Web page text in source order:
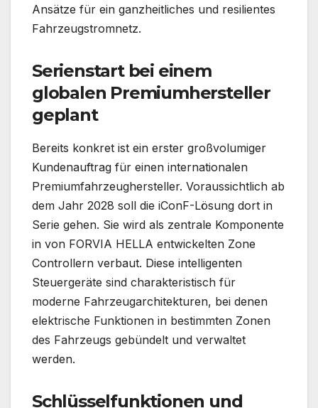
Ansätze für ein ganzheitliches und resilientes
Fahrzeugstromnetz.
Serienstart bei einem
globalen Premiumhersteller
geplant
Bereits konkret ist ein erster großvolumiger
Kundenauftrag für einen internationalen
Premiumfahrzeughersteller. Voraussichtlich ab
dem Jahr 2028 soll die iConF-Lösung dort in
Serie gehen. Sie wird als zentrale Komponente
in von FORVIA HELLA entwickelten Zone
Controllern verbaut. Diese intelligenten
Steuergeräte sind charakteristisch für
moderne Fahrzeugarchitekturen, bei denen
elektrische Funktionen in bestimmten Zonen
des Fahrzeugs gebündelt und verwaltet
werden.
Schlüsselfunktionen und